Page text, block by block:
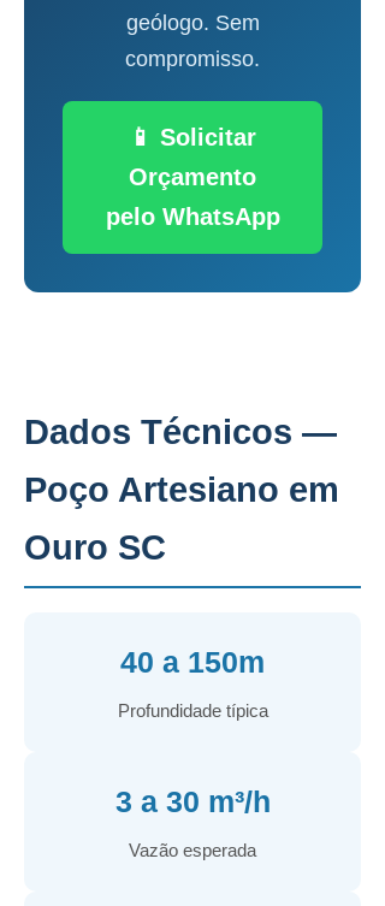
geólogo. Sem
compromisso.
📱 Solicitar
Orçamento
pelo WhatsApp
Dados Técnicos —
Poço Artesiano em
Ouro SC
40 a 150m
Profundidade típica
3 a 30 m³/h
Vazão esperada